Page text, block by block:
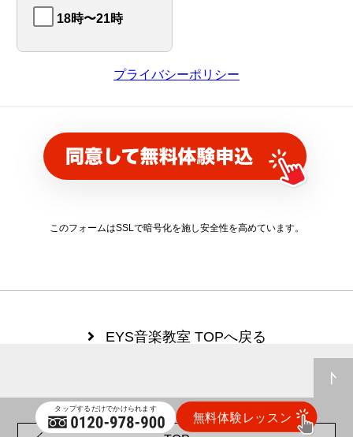
18時〜21時
プライバシーポリシー
このフォームはSSLで暗号化を施し安全性を高めています。
EYS音楽教室 TOPへ戻る